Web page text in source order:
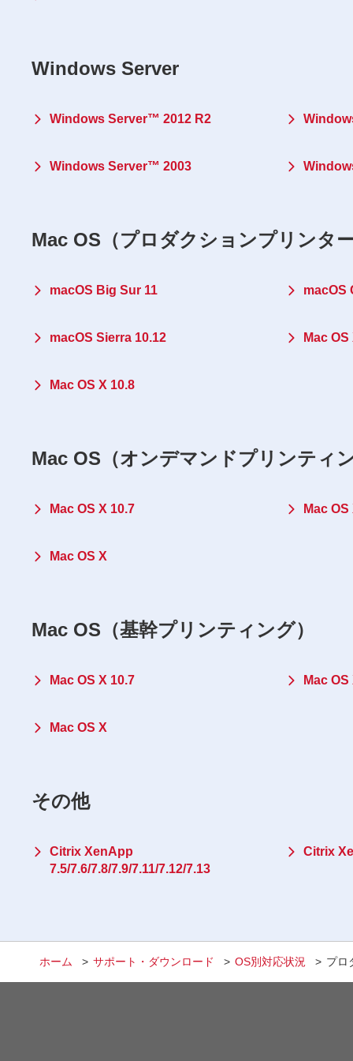
Windows Server
Windows Server™ 2012 R2
Windows Server™ 2003
Mac OS（プロダクションプリンタ
macOS Big Sur 11 macOS
macOS Sierra 10.12 Mac OS
Mac OS X 10.8
Mac OS（オンデマンドプリンティ
Mac OS X 10.7 Mac OS
Mac OS X
Mac OS（基幹プリンティング）
Mac OS X 10.7 Mac OS
Mac OS X
その他
Citrix XenApp
7.5/7.6/7.8/7.9/7.11/7.12/7.13
Citrix
ホーム サポート・ダウンロード OS別対応状況 プロ